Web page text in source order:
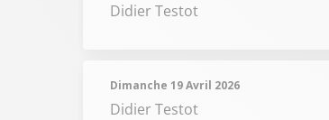
Didier Testot
Dimanche 19 Avril 2026
Didier Testot